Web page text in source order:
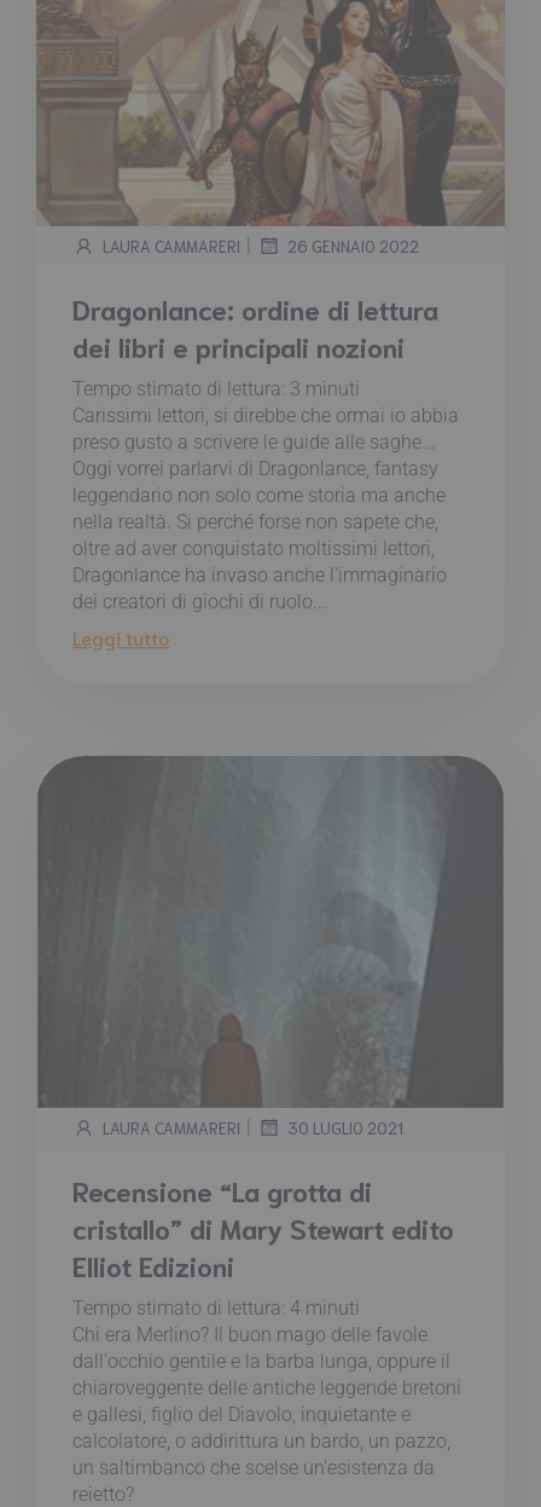
LAURA CAMMARERI | 26 GENNAIO 2022
Dragonlance: ordine di lettura
dei libri e principali nozioni
Tempo stimato di lettura: 3 minuti
Carissimi lettori, si direbbe che ormai io abbia
preso gusto a scrivere le guide alle saghe...
Oggi vorrei parlarvi di Dragonlance, fantasy
leggendario non solo come storia ma anche
nella realtà. Si perché forse non sapete che,
oltre ad aver conquistato moltissimi lettori,
Dragonlance ha invaso anche l'immaginario
dei creatori di giochi di ruolo...
Leggi tutto
LAURA CAMMARERI | 30 LUGLIO 2021
Recensione “La grotta di
cristallo” di Mary Stewart edito
Elliot Edizioni
Tempo stimato di lettura: 4 minuti
Chi era Merlino? Il buon mago delle favole
dall'occhio gentile e la barba lunga, oppure il
chiaroveggente delle antiche leggende bretoni
e gallesi, figlio del Diavolo, inquietante e
calcolatore, o addirittura un bardo, un pazzo,
un saltimbanco che scelse un'esistenza da
reietto?